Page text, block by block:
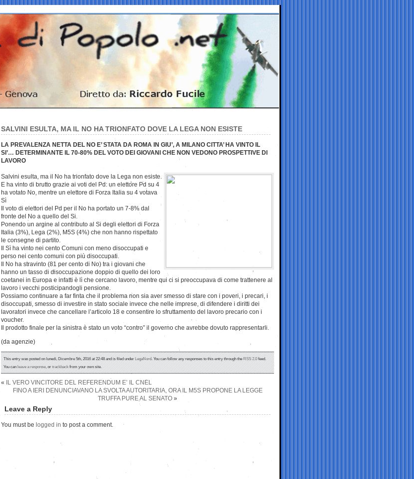
SALVINI ESULTA, MA IL NO HA TRIONFATO DOVE LA LEGA NON ESISTE
LA PREVALENZA NETTA DEL NO E’ STATA DA ROMA IN GIU’, A MILANO CITTA’ HA VINTO IL
SI’… DETERMINANTE IL 70-80% DEL VOTO DEI GIOVANI CHE NON VEDONO PROSPETTIVE DI
LAVORO
Salvini esulta, ma il No ha trionfato dove la Lega non esiste.
E ha vinto di brutto grazie ai voti del Pd: un elettore Pd su 4
ha votato No, mentre un elettore di Forza Italia su 4 votava
Sì
Il voto di elettori del Pd per il No ha portato un 7-8% dal
fronte del No a quello del Si.
Ponendo un argine al contributo al Si degli elettori di Forza
Italia (3%), Lega (2%), M5S (4%) che non hanno rispettato
le consegne di partito.
Il Sì ha vinto nei cento Comuni con meno disoccupati e
perso nei cento comuni con più disoccupati.
Il No ha stravinto (81 per cento di No) tra i giovani che
hanno un tasso di disoccupazione doppio di quello dei loro
coetanei in Europa e infatti è lì che cercano lavoro, mentre qui ci si preoccupava di come trattenere al
lavoro i vecchi posticipandogli pensione.
Possiamo continuare a far finta che il problema non sia aver smesso di stare con i poveri, i precari, i
disoccupati, smesso di investire in stato sociale invece che nelle imprese, di difendere i diritti dei
lavoratori invece che cancellare l’articolo 18 e consentire lo sfruttamento del lavoro precario con i
voucher.
Il prodotto finale per la sinistra è stato un voto “contro” il governo che avrebbe dovuto rappresentarli.
(da agenzie)
This entry was posted on lunedì, Dicembre 5th, 2016 at 22:48 and is filed underLegaNord. You can follow any responses to this entry through theRSS 2.0feed.
You canleave a response, ortrackbackfrom your own site.
«
IL VERO VINCITORE DEL REFERENDUM E’ IL CNEL
FINO A IERI DENUNCIAVANO LA SVOLTA AUTORITARIA, ORA IL M5S PROPONE LA LEGGE
TRUFFA PURE AL SENATO »
Leave a Reply
You must be logged in to post a comment.